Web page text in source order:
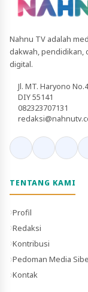
Nahnu TV adalah
dakwah, pendidikan,
digital.
Jl. MT. Haryono
DIY 55141
082323707131
TENTANG KAMI
Profil
Redaksi
Kontribusi
Pedoman Media
Kontak